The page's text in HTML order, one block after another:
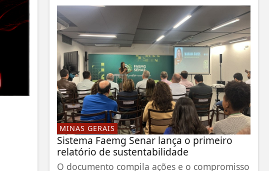
MINAS GERAIS
Sistema Faemg Senar lança o primeiro
relatório de sustentabilidade
O documento compila ações e o compromisso